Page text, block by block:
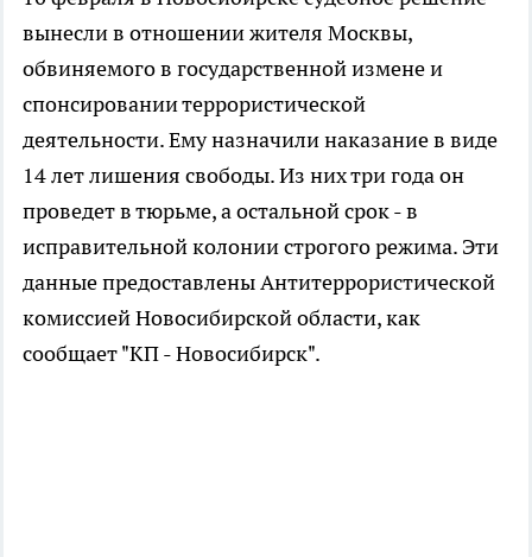
вынесли в отношении жителя Москвы,
обвиняемого в государственной измене и
спонсировании террористической
деятельности. Ему назначили наказание в виде
14 лет лишения свободы. Из них три года он
проведет в тюрьме, а остальной срок - в
исправительной колонии строгого режима. Эти
данные предоставлены Антитеррористической
комиссией Новосибирской области, как
сообщает "КП - Новосибирск".